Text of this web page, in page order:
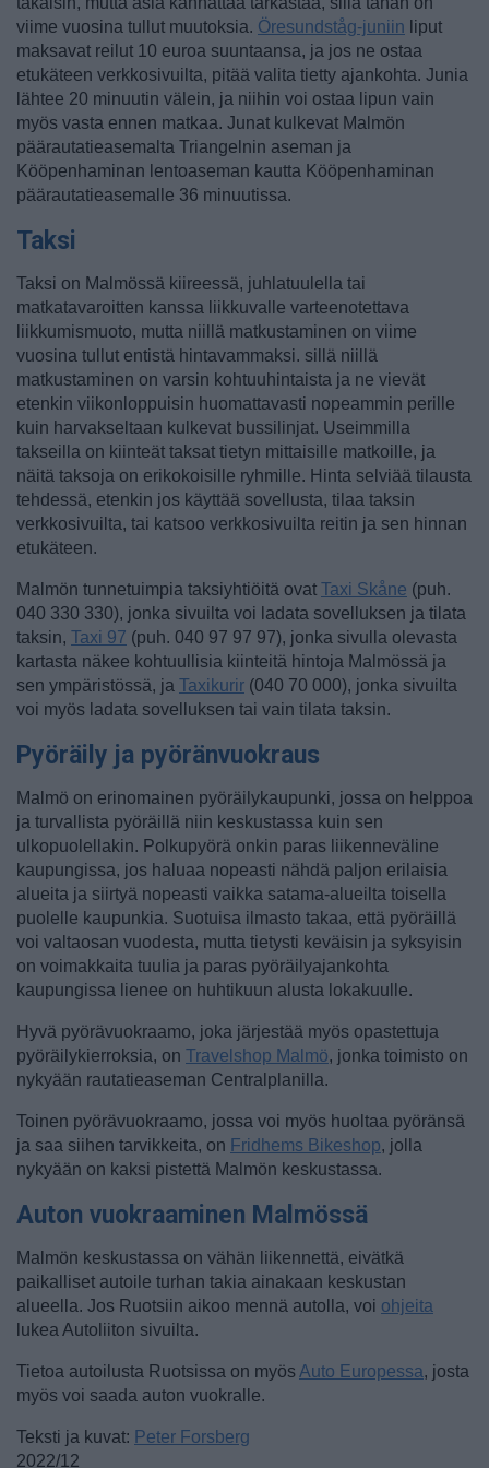
viime vuosina tullut muutoksia. Öresundståg-juniin liput
maksavat reilut 10 euroa suuntaansa, ja jos ne ostaa
etukäteen verkkosivuilta, pitää valita tietty ajankohta. Junia
lähtee 20 minuutin välein, ja niihin voi ostaa lipun vain
myös vasta ennen matkaa. Junat kulkevat Malmön
päärautatieasemalta Triangelnin aseman ja
Kööpenhaminan lentoaseman kautta Kööpenhaminan
päärautatieasemalle 36 minuutissa.
Taksi
Taksi on Malmössä kiireessä, juhlatuulella tai
matkatavaroitten kanssa liikkuvalle varteenotettava
liikkumismuoto, mutta niillä matkustaminen on viime
vuosina tullut entistä hintavammaksi. sillä niillä
matkustaminen on varsin kohtuuhintaista ja ne vievät
etenkin viikonloppuisin huomattavasti nopeammin perille
kuin harvakseltaan kulkevat bussilinjat. Useimmilla
takseilla on kiinteät taksat tietyn mittaisille matkoille, ja
näitä taksoja on erikokoisille ryhmille. Hinta selviää tilausta
tehdessä, etenkin jos käyttää sovellusta, tilaa taksin
verkkosivuilta, tai katsoo verkkosivuilta reitin ja sen hinnan
etukäteen.
Malmön tunnetuimpia taksiyhtiöitä ovat Taxi Skåne (puh.
040 330 330), jonka sivuilta voi ladata sovelluksen ja tilata
taksin, Taxi 97 (puh. 040 97 97 97), jonka sivulla olevasta
kartasta näkee kohtuullisia kiinteitä hintoja Malmössä ja
sen ympäristössä, ja Taxikurir (040 70 000), jonka sivuilta
voi myös ladata sovelluksen tai vain tilata taksin.
Pyöräily ja pyöränvuokraus
Malmö on erinomainen pyöräilykaupunki, jossa on helppoa
ja turvallista pyöräillä niin keskustassa kuin sen
ulkopuolellakin. Polkupyörä onkin paras liikenneväline
kaupungissa, jos haluaa nopeasti nähdä paljon erilaisia
alueita ja siirtyä nopeasti vaikka satama-alueilta toisella
puolelle kaupunkia. Suotuisa ilmasto takaa, että pyöräillä
voi valtaosan vuodesta, mutta tietysti keväisin ja syksyisin
on voimakkaita tuulia ja paras pyöräilyajankohta
kaupungissa lienee on huhtikuun alusta lokakuulle.
Hyvä pyörävuokraamo, joka järjestää myös opastettuja
pyöräilykierroksia, on Travelshop Malmö, jonka toimisto on
nykyään rautatieaseman Centralplanilla.
Toinen pyörävuokraamo, jossa voi myös huoltaa pyöränsä
ja saa siihen tarvikkeita, on Fridhems Bikeshop, jolla
nykyään on kaksi pistettä Malmön keskustassa.
Auton vuokraaminen Malmössä
Malmön keskustassa on vähän liikennettä, eivätkä
paikalliset autoile turhan takia ainakaan keskustan
alueella. Jos Ruotsiin aikoo mennä autolla, voi ohjeita
lukea Autoliiton sivuilta.
Tietoa autoilusta Ruotsissa on myös Auto Europessa, josta
myös voi saada auton vuokralle.
Teksti ja kuvat: Peter Forsberg
2022/12